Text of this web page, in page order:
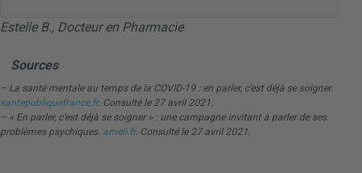
Estelle B., Docteur en Pharmacie
Sources
– La santé mentale au temps de la COVID-19 : en parler, c’est déjà se soigner.
santepubliquefrance.fr. Consulté le 27 avril 2021.
– « En parler, c’est déjà se soigner » : une campagne invitant à parler de ses
problèmes psychiques. ameli.fr. Consulté le 27 avril 2021.